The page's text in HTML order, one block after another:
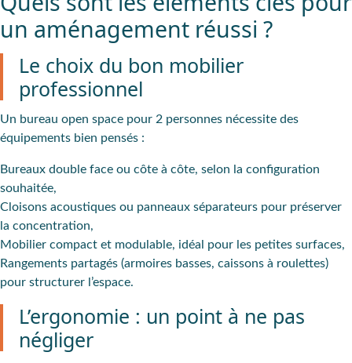
un aménagement réussi ?
Le choix du bon mobilier
professionnel
Un bureau open space pour 2 personnes nécessite des
équipements bien pensés :
Bureaux double face ou côte à côte, selon la configuration
souhaitée,
Cloisons acoustiques ou panneaux séparateurs pour préserver
la concentration,
Mobilier compact et modulable, idéal pour les petites surfaces,
Rangements partagés (armoires basses, caissons à roulettes)
pour structurer l’espace.
L’ergonomie : un point à ne pas
négliger